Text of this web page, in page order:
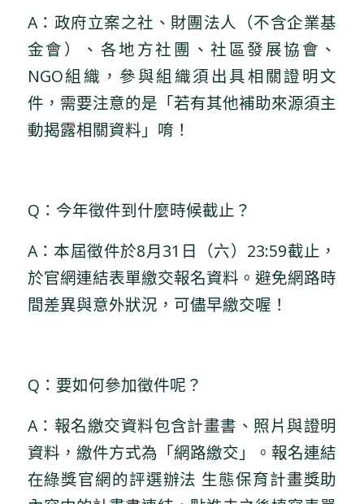
A：政府立案之社、財團法人（不含企業基
金會）、各地方社團、社區發展協會、
NGO組織，參與組織須出具相關證明文
件，需要注意的是「若有其他補助來源須主
動揭露相關資料」唷！
Q：今年徵件到什麼時候截止？
A：本屆徵件於8月31日（六）23:59截止，
於官網連結表單繳交報名資料。避免網路時
間差異與意外狀況，可儘早繳交喔！
Q：要如何參加徵件呢？
A：報名繳交資料包含計畫書、照片與證明
資料，繳件方式為「網路繳交」。報名連結
在綠獎官網的評選辦法 生態保育計畫獎助